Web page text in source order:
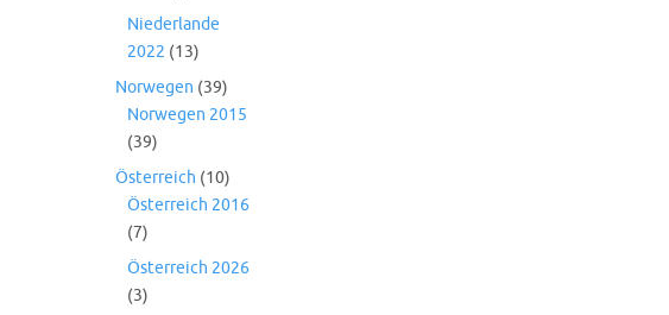
Niederlande
2022 (13)
Norwegen (39)
Norwegen 2015
(39)
Österreich (10)
Österreich 2016
(7)
Österreich 2026
(3)